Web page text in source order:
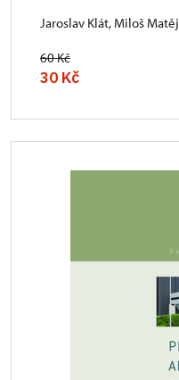
Jaroslav Klát, Miloš Matěj
60 Kč
30 Kč